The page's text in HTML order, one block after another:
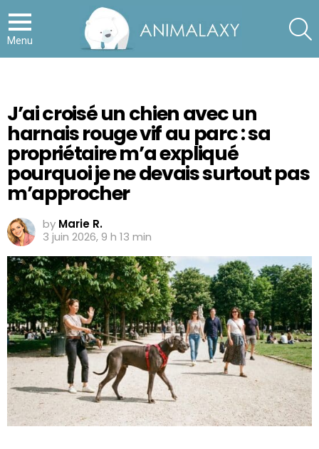
Menu
J’ai croisé un chien avec un
harnais rouge vif au parc : sa
propriétaire m’a expliqué
pourquoi je ne devais surtout pas
m’approcher
by Marie R.
3 juin 2026, 9 h 13 min